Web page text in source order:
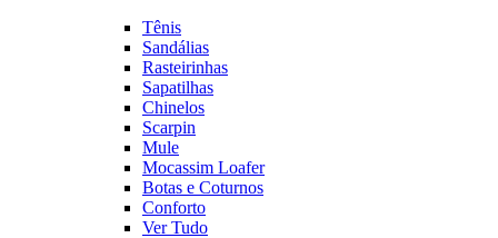
Tênis
Sandálias
Rasteirinhas
Sapatilhas
Chinelos
Scarpin
Mule
Mocassim Loafer
Botas e Coturnos
Conforto
Ver Tudo